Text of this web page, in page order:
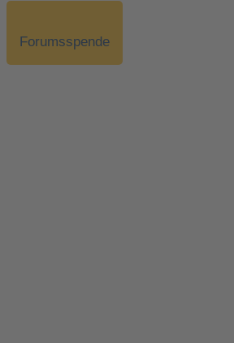
Forumsspende